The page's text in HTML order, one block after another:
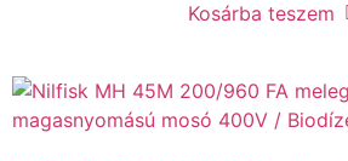
Kosárba teszem